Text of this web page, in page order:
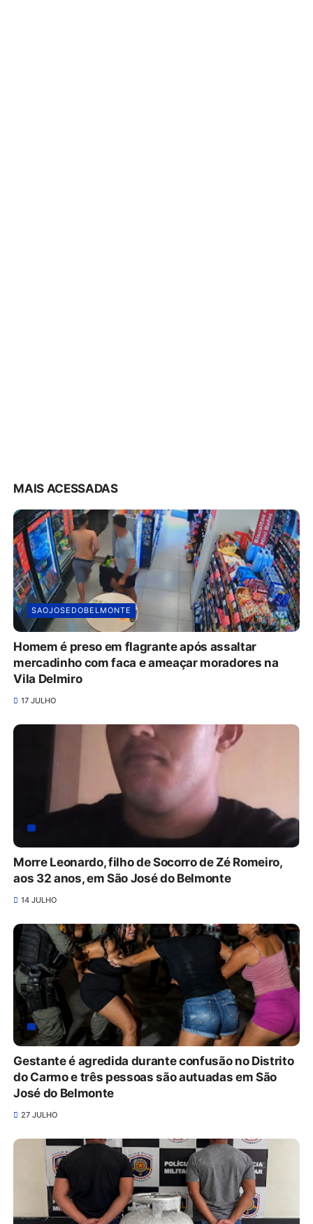
MAIS ACESSADAS
SAOJOSEDOBELMONTE
Homem é preso em flagrante após assaltar
mercadinho com faca e ameaçar moradores na
Vila Delmiro
17 JULHO
Morre Leonardo, filho de Socorro de Zé Romeiro,
aos 32 anos, em São José do Belmonte
14 JULHO
Gestante é agredida durante confusão no Distrito
do Carmo e três pessoas são autuadas em São
José do Belmonte
27 JULHO